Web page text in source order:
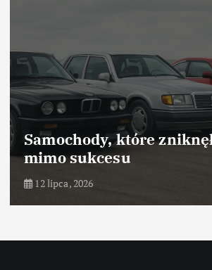
Samochody, które
mimo sukcesu
12 lipca, 2026